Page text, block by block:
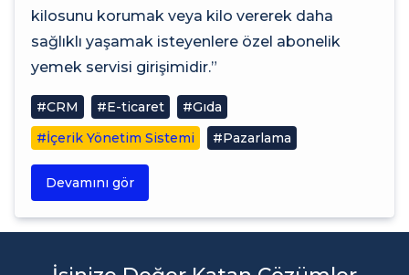
kilosunu korumak veya kilo vererek daha
sağlıklı yaşamak isteyenlere özel abonelik
yemek servisi girişimidir.”
#CRM #E-ticaret
#Gıda
#İçerik Yönetim Sistemi
#Pazarlama
Devamını gör